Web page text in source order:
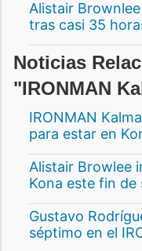
Alistair
tras casi 35
Noticias
"IRONMAN
IRONMAN
para estar en
Alistair Browlee
Kona este fin de
Gustavo
séptimo en el